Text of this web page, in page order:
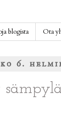
blogista Ota
6.